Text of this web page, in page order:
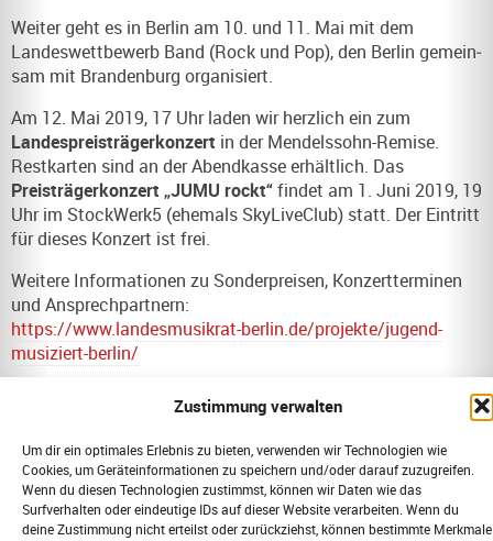
Zustimmung verwalten
Um dir ein optimales Erlebnis zu bieten, verwenden wir Technologien wie
Cookies, um Geräteinformationen zu speichern und/oder darauf zuzugreifen.
Wenn du diesen Technologien zustimmst, können wir Daten wie das
Surfverhalten oder eindeutige IDs auf dieser Website verarbeiten. Wenn du
deine Zustimmung nicht erteilst oder zurückziehst, können bestimmte Merkmale
Weiter geht es in Berlin am 10. und 11. Mai mit dem
Landeswettbewerb Band (Rock und Pop), den Berlin gemein­
sam mit Brandenburg organisiert.
Am 12. Mai 2019, 17 Uhr laden wir herzlich ein zum
Landespreisträgerkonzert in der Mendelssohn-Remise.
Rest­karten sind an der Abendkasse erhältlich. Das
Preisträgerkonzert „JUMU rockt“findet am 1. Juni 2019, 19
Uhr im StockWerk5 (ehemals SkyLiveClub) statt. Der Eintritt
für dieses Konzert ist frei.
Weitere Informationen zu Sonderpreisen, Konzertterminen
und Ansprechpartnern:
https://www.landesmusikrat-berlin.de/projekte/jugend-
musiziert-berlin/
Diese Pressemitteilung als PDF
VORIGER NÄCHSTER